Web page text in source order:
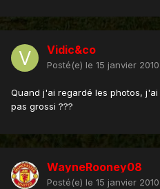
Vidic&co
Posté(e) le 15 janvier 2010
Quand j'ai regardé les photos,
pas grossi ???
WayneRooney08
Posté(e) le 15 janvier 2010